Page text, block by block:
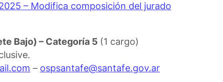
– Modifica composición del jurado
Bajo) – Categoría 5 (1 cargo)
– ospsantafe@santafe.gov.ar